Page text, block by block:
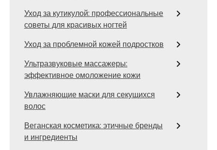
Уход за кутикулой: профессиональные
советы для красивых ногтей
Уход за проблемной кожей подростков
Ультразвуковые массажеры:
эффективное омоложение кожи
Увлажняющие маски для секущихся
волос
Веганская косметика: этичные бренды
и ингредиенты